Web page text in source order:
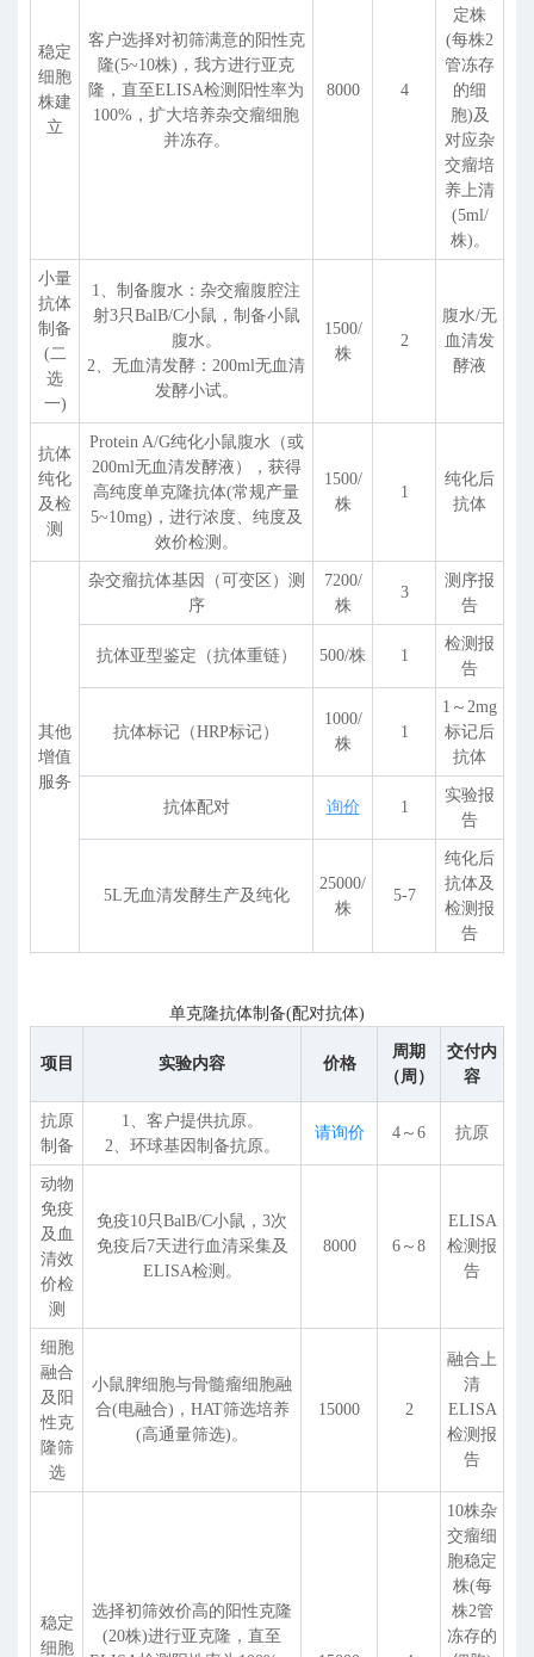
稳定
细胞
株建
立
客户选择对初筛满意的阳性克
隆(5~10株)，我方进行亚克
隆，直至ELISA检测阳性率为
100%，扩大培养杂交瘤细胞
并冻存。
8000 4
定株
(每株2
管冻存
的细
胞)及
对应杂
交瘤培
养上清
(5ml/
株)。
小量
抗体
制备
(二
选
一)
1、制备腹水：杂交瘤腹腔注
射3只BalB/C小鼠，制备小鼠
腹水。
2、无血清发酵：200ml无血清
发酵小试。
1500/
株
2
腹水/无
血清发
酵液
抗体
纯化
及检
测
Protein A/G纯化小鼠腹水（或
200ml无血清发酵液），获得
高纯度单克隆抗体(常规产量
5~10mg)，进行浓度、纯度及
效价检测。
1500/
株
1
纯化后
抗体
其他
增值
服务
杂交瘤抗体基因（可变区）测
序
7200/
株
3
测序报
告
抗体亚型鉴定（抗体重链） 500/株 1
检测报
告
抗体标记（HRP标记）
1000/
株
1
1～2mg
标记后
抗体
抗体配对 询价 1
实验报
告
5L无血清发酵生产及纯化
25000/
株
5-7
纯化后
抗体及
检测报
告
单克隆抗体制备(配对抗体)
项目 实验内容 价格
周期
（周）
交付内
容
抗原
制备
1、客户提供抗原。
2、环球基因制备抗原。
请询价 4～6 抗原
动物
免疫
及血
清效
价检
测
免疫10只BalB/C小鼠，3次
免疫后7天进行血清采集及
ELISA检测。
8000 6～8
ELISA
检测报
告
细胞
融合
及阳
性克
隆筛
选
小鼠脾细胞与骨髓瘤细胞融
合(电融合)，HAT筛选培养
(高通量筛选)。
15000 2
融合上
清
ELISA
检测报
告
稳定
细胞
选择初筛效价高的阳性克隆
(20株)进行亚克隆，直至
10株杂
交瘤细
胞稳定
株(每
株2管
冻存的